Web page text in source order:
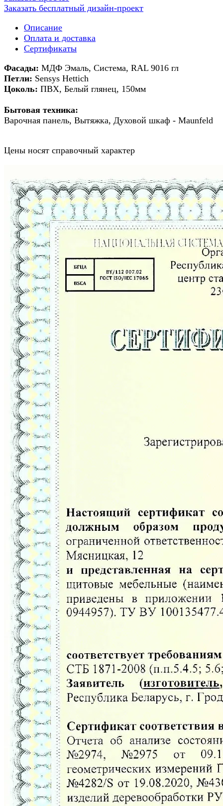
Заказать бесплатный дизайн-проект
Описание
Оплата и доставка
Сертификаты
Фасады: МДФ Эмаль, Система, RAL 9016 гл
Петли: Sensys Hettich
Цоколь: ПВХ, Белый глянец, 150мм
Бытовая техника:
Варочная панель, Вытяжка, Духовой шкаф - Maunfeld
Цены носят справочный характер